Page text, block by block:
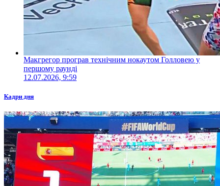
Макгрегор програв технічним нокаутом Голловею у
першому раунді
12.07.2026, 9:59
Кадри дня